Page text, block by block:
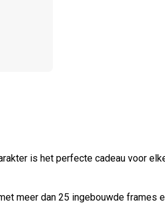
is het perfecte cadeau voor
meer dan 25 ingebouwde frames